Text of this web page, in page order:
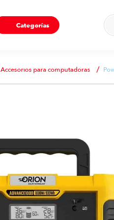
Categorías
Accesorios para computadoras